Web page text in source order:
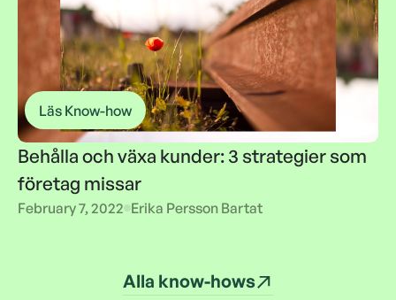
Läs Know-how
Behålla och växa kunder: 3 strategier som
företag missar
Behålla och växa kunder: 3 strategier som
February 7, 2022 Erika Persson Bartat
Alla know-hows